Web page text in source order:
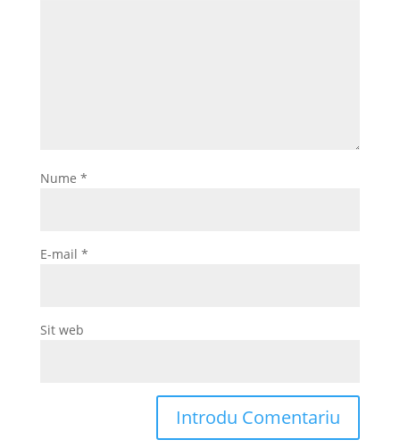
Nume *
E-mail *
Sit web